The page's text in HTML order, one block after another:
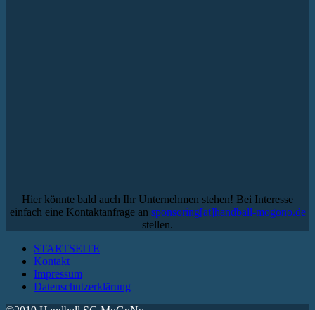
Hier könnte bald auch Ihr Unternehmen stehen! Bei Interesse
einfach eine Kontaktanfrage an sponsoring[at]handball-mogono.de
stellen.
STARTSEITE
Kontakt
Impressum
Datenschutzerklärung